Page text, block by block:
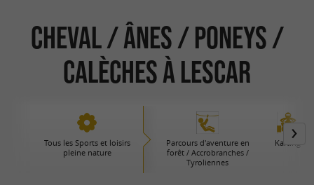
Cheval / Ânes / Poneys /
Calèches à Lescar
Tous les Sports et loisirs
pleine nature
Parcours d'aventure en
forêt / Accrobranches /
Tyroliennes
Karting